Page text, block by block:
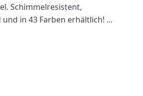
Schimmelresistent,
in 43 Farben erhältlich! ...